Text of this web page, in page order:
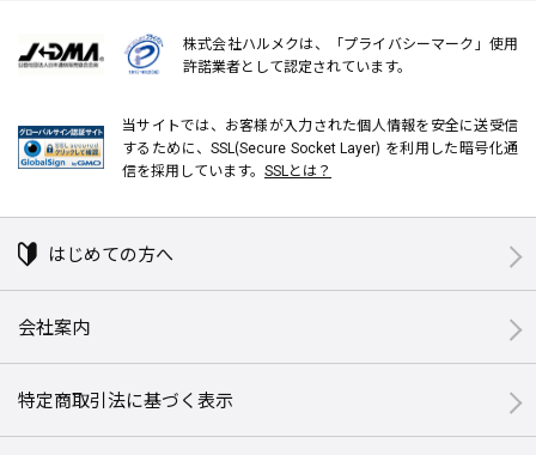
株式会社ハルメクは、「プライバシーマーク」使用
許諾業者として認定されています。
当サイトでは、お客様が入力された個人情報を安全に送受信
するために、SSL(Secure Socket Layer) を利用した暗号化通
信を採用しています。 SSLとは？
はじめての方へ
会社案内
特定商取引法に基づく表示